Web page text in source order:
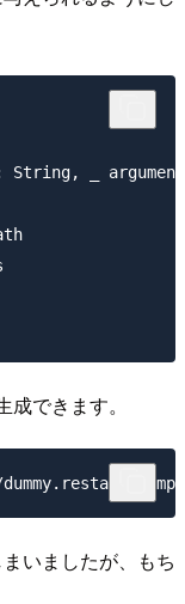
String, _
できます。
いましたが、もち